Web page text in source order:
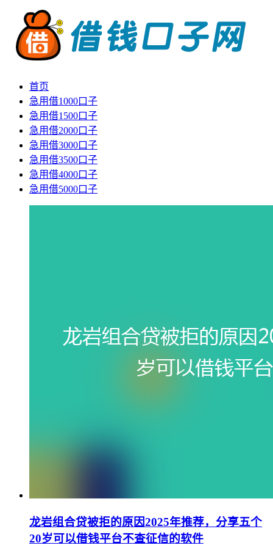
首页
急用借1000口子
急用借1500口子
急用借2000口子
急用借3000口子
急用借3500口子
急用借4000口子
急用借5000口子
龙岩组合贷被拒的原因2025年推荐，分享五个
20岁可以借钱平台不查征信的软件